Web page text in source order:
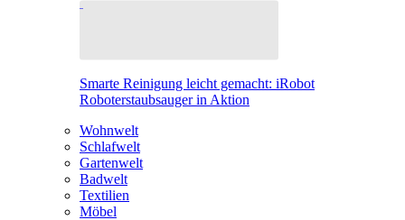
Smarte Reinigung leicht gemacht: iRobot
Roboterstaubsauger in Aktion
Wohnwelt
Schlafwelt
Gartenwelt
Badwelt
Textilien
Möbel